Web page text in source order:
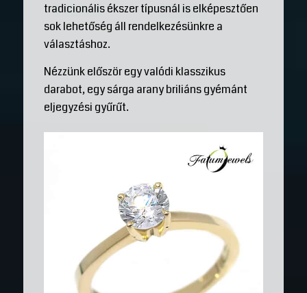
tradicionális ékszer típusnál is elképesztően
sok lehetőség áll rendelkezésünkre a
választáshoz.
Nézzünk először egy valódi klasszikus
darabot, egy sárga arany briliáns gyémánt
eljegyzési gyűrűt.